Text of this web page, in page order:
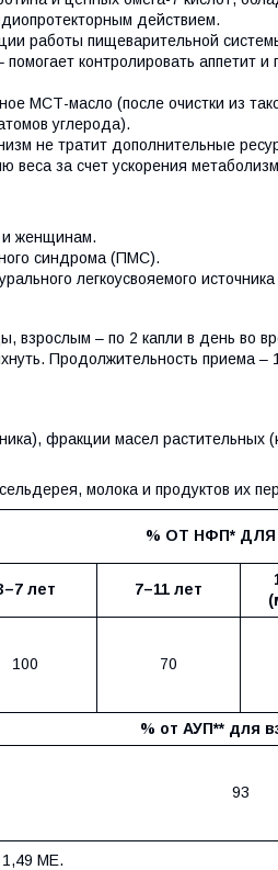
действием.
работы пищеварительной
контролировать аппетит
МСТ-масло (после очистки из
углерода).
не тратит дополнительные
веса за счет ускорения
и женщинам.
синдрома (ПМС).
легкоусвояемого
взрослым – по 2 капли в день во
Продолжительность приема
фракции масел растительных
молока и продуктов их
% ОТ НФП*
лет 7–11 лет
100 70
% от АУП** для
93
1,49 МЕ.